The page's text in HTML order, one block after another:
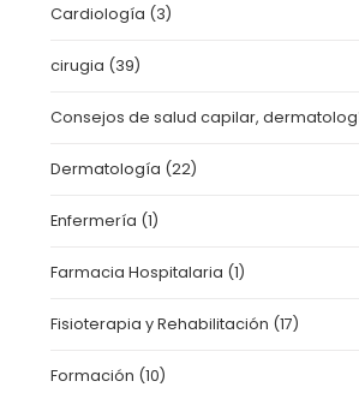
Cardiología (3)
cirugia (39)
Consejos de salud capilar,
Dermatología (22)
Enfermería (1)
Farmacia Hospitalaria (1)
Fisioterapia y Rehabilitación (17)
Formación (10)